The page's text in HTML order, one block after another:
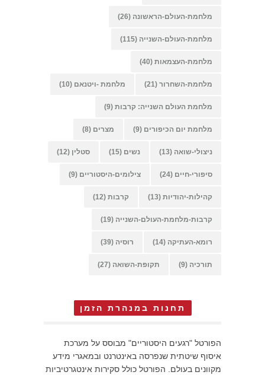
מלחמת-העולם-הראשונה (26)
מלחמת-העולם-השנייה (115)
מלחמת-העצמאות (40)
מלחמת-השחרור (21) מלחמת -ויטנאם (10)
מלחמת העולם השנייה: קרבות (9)
מלחמת יום הכיפורים (9) מצרים (8)
ניצולי-שואה (13) נשים (15) סטלין (12)
סיפורי-חיים (24) צילומים-היסטוריים (9)
קהילות-יהודיות (13) קרבות (12)
קרבות-מלחמת-העולם-השנייה (19)
רומא-העתיקה (14) רוסיה (39)
תורכיה (9) תקופת-השואה (27)
תחנות במנהרת הזמן
הפורטל "רגעים היסטוריים" מבוסס על מערכת
איסוף שיטתית שנפרסה באינטרנט ובמאגרי מידע
מקוונים בעולם. הפורטל כולל סקירות אינטגרטיביות